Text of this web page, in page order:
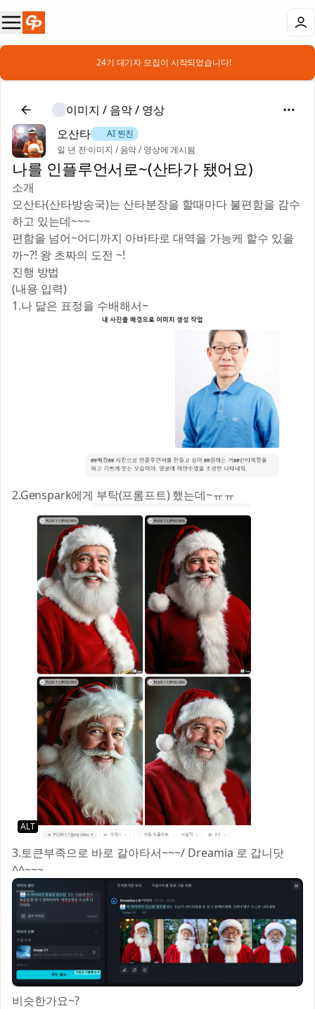
📣 24기 대기자 모집이 시작되었습니다!
이미지 / 음악 / 영상
오산타
🐶 AI 찐친
일 년 전·이미지 / 음악 / 영상에 게시됨
나를 인플루언서로~(산타가 됐어요)
소개
오산타(산타방송국)는 산타분장을 할때마다 불편함을 감수
하고 있는데~~~
편함을 넘어~어디까지 아바타로 대역을 가능케 할수 있을
까~?! 왕 초짜의 도전 ~!
진행 방법
(내용 입력)
1.나 닮은 표정을 수배해서~
2.Genspark에게 부탁(프롬프트) 했는데~ㅠㅠ
ALT
3.토큰부족으로 바로 갈아타서~~~/ Dreamia 로 갑니닷
^^~~~
비슷한가요~?